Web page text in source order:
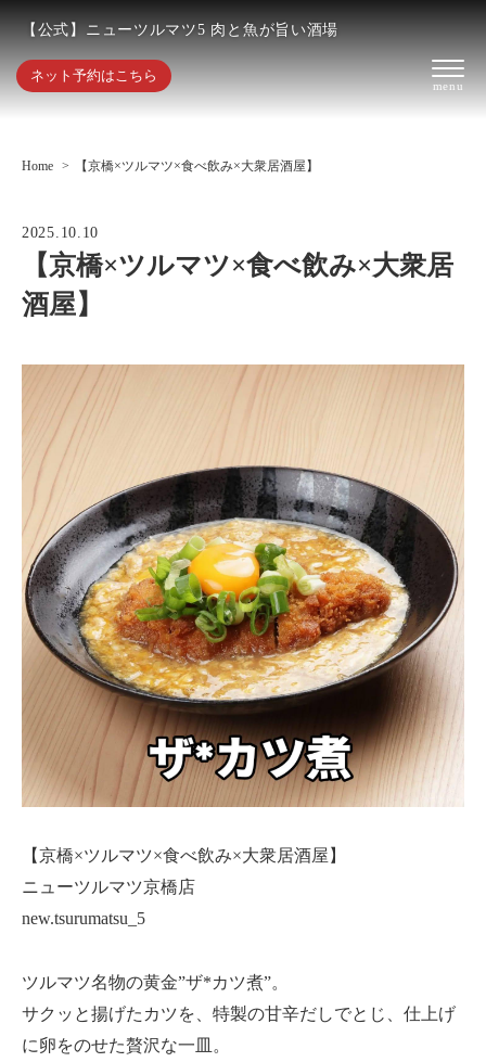
【公式】ニューツルマツ5 肉と魚が旨い酒場
ネット予約はこちら
Home 【京橋×ツルマツ×食べ飲み×大衆居酒屋】
2025.10.10
【京橋×ツルマツ×食べ飲み×大衆居
酒屋】
【京橋×ツルマツ×食べ飲み×大衆居酒屋】
ニューツルマツ京橋店
new.tsurumatsu_5
ツルマツ名物の黄金”ザ*カツ煮”。
サクッと揚げたカツを、特製の甘辛だしでとじ、仕上げ
に卵をのせた贅沢な一皿。